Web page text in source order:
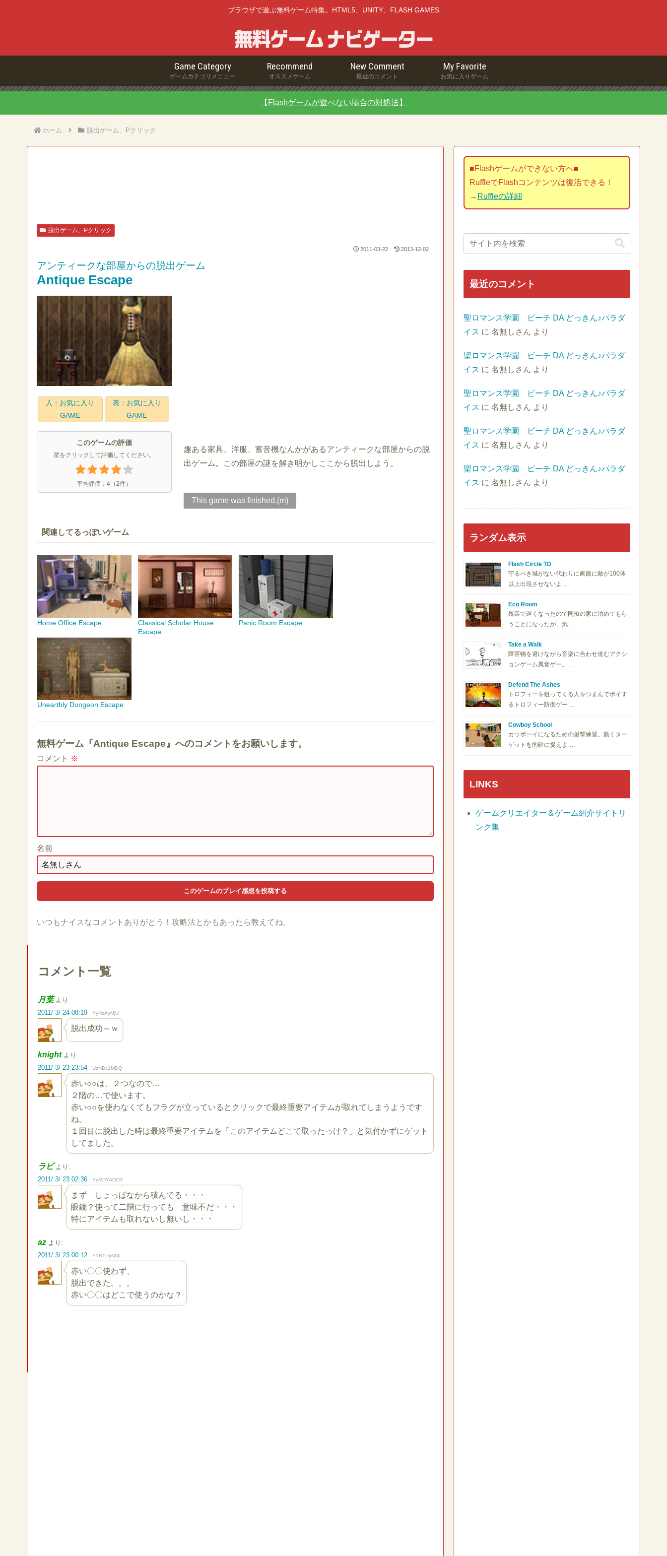
ブラウザで遊ぶ無料ゲーム特集。HTML5、UNITY、FLASH GAMES
Game Category
ゲームカテゴリメニュー
Recommend
オススメゲーム
New Comment
最近のコメント
My Favorite
お気に入りゲーム
【Flashゲームが遊べない場合の対処法】
ホーム 脱出ゲーム、Pクリック
脱出ゲーム、Pクリック
2011-03-22 2013-12-02
アンティークな部屋からの脱出ゲーム
Antique Escape
入：お気に入り
GAME
表：お気に入り
GAME
このゲームの評価
星をクリックして評価してください。
平均評価： 4 （2件）
趣ある家具、洋服、蓄音機なんかがあるアンティークな部屋からの脱
出ゲーム。この部屋の謎を解き明かしここから脱出しよう。
This game was finished.(m)
関連してるっぽいゲーム
Home Office Escape
Classical Scholar House
Escape
Panic Room Escape
Unearthly Dungeon Escape
無料ゲーム『Antique Escape』へのコメントをお願いします。
コメント ※
名前
いつもナイスなコメントありがとう！攻略法とかもあったら教えてね。
コメント一覧
月葉 より:
2011/ 3/ 24 08:19
YyNzAyMjU
脱出成功～ｗ
knight より:
2011/ 3/ 23 23:54
UzNDc1MDQ
赤い○○は、２つなので…
２階の…で使います。
赤い○○を使わなくてもフラグが立っているとクリックで最終重要アイテムが取れてしまうようです
ね。
１回目に脱出した時は最終重要アイテムを「このアイテムどこで取ったっけ？」と気付かずにゲット
してました。
ラビ より:
2011/ 3/ 23 02:36
YyMDY4ODY
まず しょっぱなから積んでる・・・
眼鏡？使って二階に行っても 意味不だ・・・
特にアイテムも取れないし無いし・・・
az より:
2011/ 3/ 23 00:12
Y1NTUyNDk
赤い〇〇使わず、
脱出できた。。。
赤い〇〇はどこで使うのかな？
■Flashゲームができない方へ■
RuffleでFlashコンテンツは復活できる！
→ Ruffleの詳細
最近のコメント
聖ロマンス学園 ビーチ DA どっきん♪パラダ
イス に 名無しさん より
聖ロマンス学園 ビーチ DA どっきん♪パラダ
イス に 名無しさん より
聖ロマンス学園 ビーチ DA どっきん♪パラダ
イス に 名無しさん より
聖ロマンス学園 ビーチ DA どっきん♪パラダ
イス に 名無しさん より
聖ロマンス学園 ビーチ DA どっきん♪パラダ
イス に 名無しさん より
ランダム表示
Flash Circle TD
守るべき城がない代わりに画面に敵が100体
以上出現させないよ …
Eco Room
残業で遅くなったので同僚の家に泊めてもら
うことになったが、気 …
Take a Walk
障害物を避けながら音楽に合わせ進むアクシ
ョンゲーム風音ゲー。 …
Defend The Ashes
トロフィーを狙ってくる人をつまんでポイす
るトロフィー防衛ゲー …
Cowboy School
カウボーイになるための射撃練習。動くター
ゲットを的確に捉えよ …
LINKS
ゲームクリエイター＆ゲーム紹介サイトリ
ンク集